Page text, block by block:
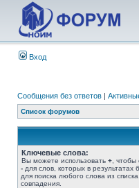
Вход
Сообщения без ответов |
Список форумов
Ключевые слова:
Вы можете использовать + ,
- для слов, которых в
для поиска любого слова из
совпадения.